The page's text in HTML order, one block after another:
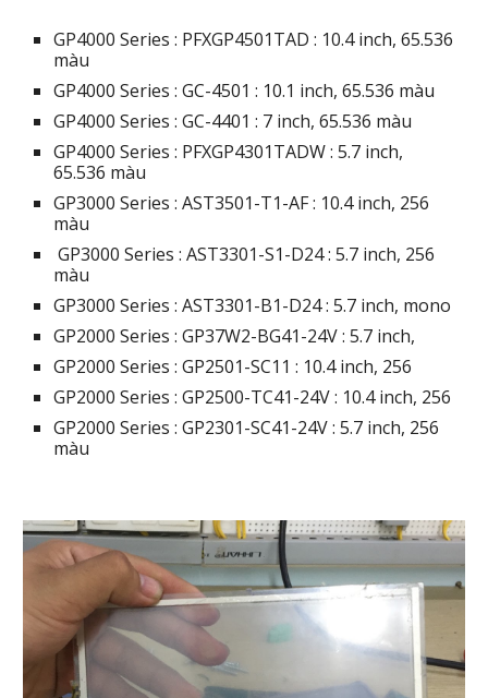
GP4000 Series : PFXGP4501TAD : 10.4 inch, 65.536
màu
GP4000 Series : GC-4501 : 10.1 inch, 65.536 màu
GP4000 Series : GC-4401 : 7 inch, 65.536 màu
GP4000 Series : PFXGP4301TADW : 5.7 inch,
65.536 màu
GP3000 Series : AST3501-T1-AF : 10.4 inch, 256
màu
GP3000 Series : AST3301-S1-D24 : 5.7 inch, 256
màu
GP3000 Series : AST3301-B1-D24 : 5.7 inch, mono
GP2000 Series : GP37W2-BG41-24V : 5.7 inch,
GP2000 Series : GP2501-SC11 : 10.4 inch, 256
GP2000 Series : GP2500-TC41-24V : 10.4 inch, 256
GP2000 Series : GP2301-SC41-24V : 5.7 inch, 256
màu